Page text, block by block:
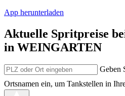
App herunterladen
Aktuelle Spritpreise
in WEINGARTEN
Geben
Ortsnamen ein, um Tankstellen in